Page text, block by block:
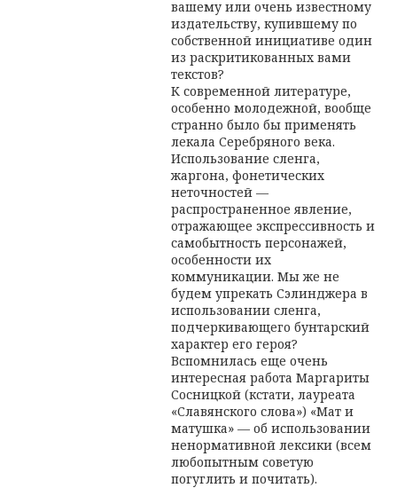
вашему или очень известному
издательству, купившему по
собственной инициативе один
из раскритикованных вами
текстов?
К современной литературе,
особенно молодежной, вообще
странно было бы применять
лекала Серебряного века.
Использование сленга,
жаргона, фонетических
неточностей —
распространенное явление,
отражающее экспрессивность и
самобытность персонажей,
особенности их
коммуникации. Мы же не
будем упрекать Сэлинджера в
использовании сленга,
подчеркивающего бунтарский
характер его героя?
Вспомнилась еще очень
интересная работа Маргариты
Сосницкой (кстати, лауреата
«Славянского слова») «Мат и
матушка» — об использовании
ненормативной лексики (всем
любопытным советую
погуглить и почитать).